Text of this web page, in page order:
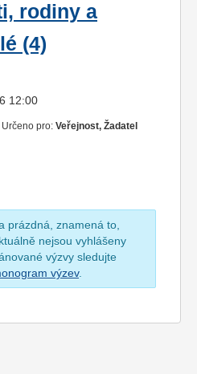
rodiny a
(4)
12:00
Určeno pro: Veřejnost, Žadatel
prázdná, znamená to,
nejsou vyhlášeny
výzvy sledujte
výzev.